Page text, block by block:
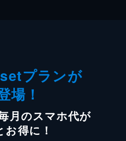
プランが
場！
月のスマホ代が
お得に！